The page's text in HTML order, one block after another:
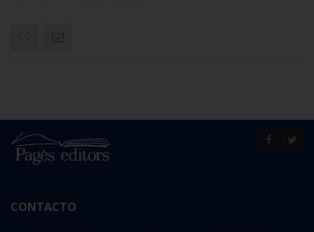
CONTACTO